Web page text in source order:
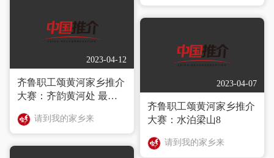
2023-04-12
齐鲁职工颂黄河家乡推介
大赛：齐韵黄河处 最是
请到我的家乡来
2023-04-07
齐鲁职工颂黄河家乡推介
大赛：水泊梁山8
请到我的家乡来